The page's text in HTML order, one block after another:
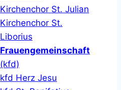
Kirchenchor St. Julian
Kirchenchor St.
Liborius
Frauengemeinschaft
(kfd)
kfd Herz Jesu